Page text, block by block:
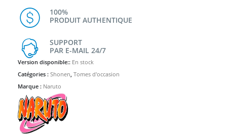
100%
PRODUIT AUTHENTIQUE
SUPPORT
PAR E-MAIL 24/7
Version disponible:: En stock
Catégories : Shonen Tomes d'occasion
Marque : Naruto